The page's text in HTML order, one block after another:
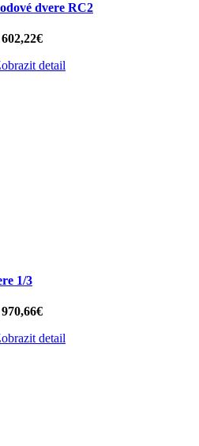
dvere RC2
602,22€
detail
1/3
970,66€
detail